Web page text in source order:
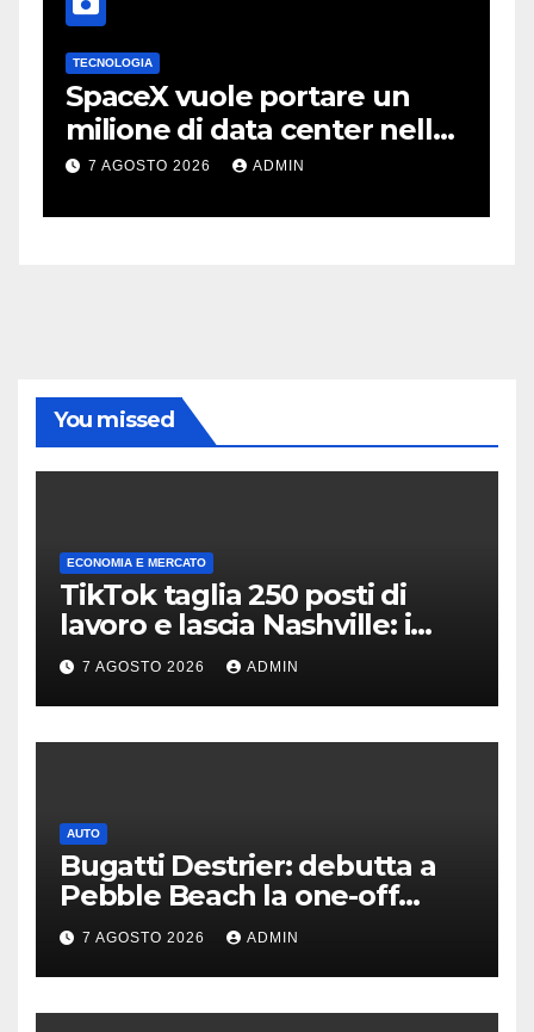
TECNOLOGIA
SpaceX vuole portare un
milione di data center nello
spazio: Nvidia sarà il cervello
7 AGOSTO 2026 ADMIN
You missed
ECONOMIA E MERCATO
TikTok taglia 250 posti di
lavoro e lascia Nashville: i
motivi della scelta
7 AGOSTO 2026 ADMIN
AUTO
Bugatti Destrier: debutta a
Pebble Beach la one-off
derivata dalla Bolide
7 AGOSTO 2026 ADMIN